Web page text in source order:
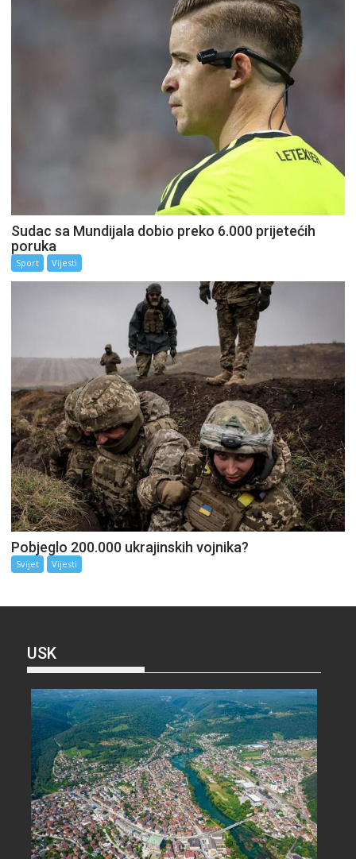
Sudac sa Mundijala dobio preko 6.000 prijetećih
poruka
Sport Vijesti
Pobjeglo 200.000 ukrajinskih vojnika?
Svijet Vijesti
USK